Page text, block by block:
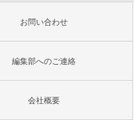
お問い合わせ
編集部へのご連絡
会社概要